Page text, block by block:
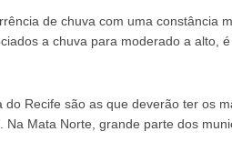
de chuva com uma constância
a chuva para moderado a alto,
Recife são as que deverão ter os
Mata Norte, grande parte dos